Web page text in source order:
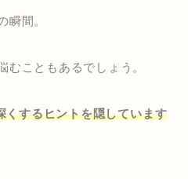
瞬間。
むこともあるでしょう。
くするヒントを隠しています